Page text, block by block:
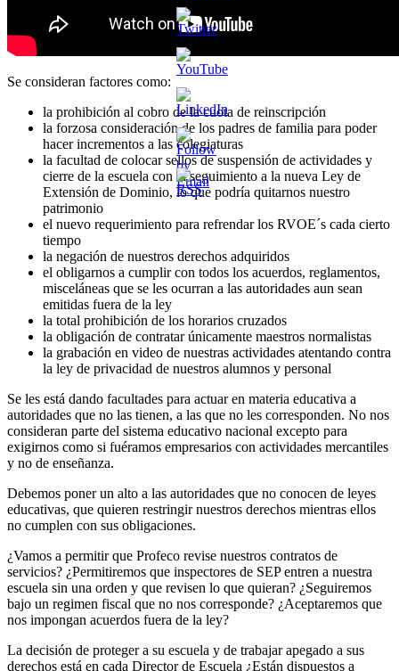
Se consideran factores como:
la prohibición al cobro de la cuota de reinscripción
la forzosa consideración de los padres de familia para poder
hacer incrementos a las colegiaturas
la facultad de colocar sellos de suspensión de actividades y
cierre de la escuela con el seguimiento a la nueva Ley de
Extensión de Dominio, lo que podría quitarnos nuestro
patrimonio
el nuevo requerimiento para refrendar los RVOE´s cada cierto
tiempo
la negación de nuestros derechos adquiridos
el obligarnos a cumplir con todos los acuerdos, reglamentos,
misceláneas que se les ocurran a las autoridades aun sean
emitidas fuera de la ley
la total prohibición de los horarios cruzados
la obligación de contratar únicamente maestros normalistas
la grabación en video de nuestras actividades atentando contra
la ley de privacidad de nuestros alumnos y personal
Se les está dando facultades para actuar en materia educativa a
autoridades que no las tienen, a las que no les corresponden. No nos
consideran parte del sistema educativo nacional excepto para
exigirnos como si fuéramos empresarios con actividades mercantiles
y no de enseñanza.
Debemos poner un alto a las autoridades que no conocen de leyes
educativas, que quieren restringir nuestros derechos mientras ellos
no cumplen con sus obligaciones.
¿Vamos a permitir que Profeco revise nuestros contratos de
servicios? ¿Permitiremos que inspectores de SEP entren a nuestra
escuela sin una orden y que revisen lo que quieran? ¿Seguiremos
bajo un regimen fiscal que no nos corresponde? ¿Aceptaremos que
nos impongan acuerdos fuera de la ley?
La decisión de proteger a su escuela y de trabajar apegado a sus
derechos está en cada Director de Escuela ¿Están dispuestos a